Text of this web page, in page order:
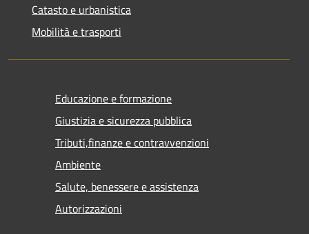
Catasto e urbanistica
Mobilità e trasporti
Educazione e formazione
Giustizia e sicurezza pubblica
Tributi,finanze e contravvenzioni
Ambiente
Salute, benessere e assistenza
Autorizzazioni